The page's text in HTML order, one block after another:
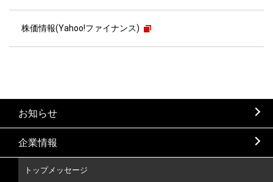
株価情報(Yahoo!ファイナンス)
お知らせ
企業情報
トップメッセージ